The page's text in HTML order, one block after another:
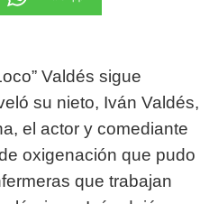
Valdés sigue
su nieto, Iván Valdés,
el actor y comediante
oxigenación que pudo
que trabajan